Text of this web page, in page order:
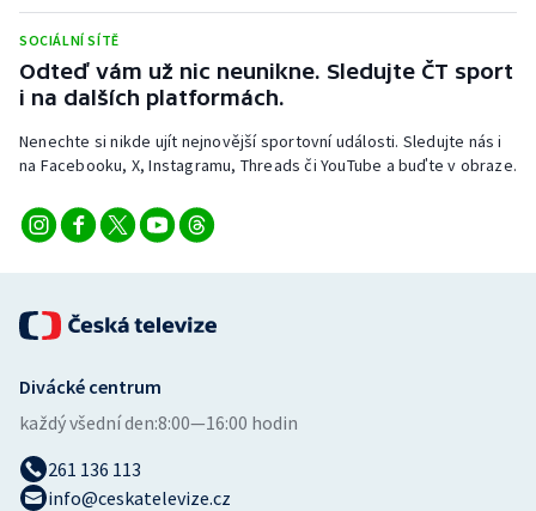
SOCIÁLNÍ SÍTĚ
Odteď vám už nic neunikne. Sledujte ČT sport
i na dalších platformách.
Nenechte si nikde ujít nejnovější sportovní události. Sledujte nás i
na Facebooku, X, Instagramu, Threads či YouTube a buďte v obraze.
Divácké centrum
každý všední den:8:00—16:00 hodin
261 136 113
info@ceskatelevize.cz